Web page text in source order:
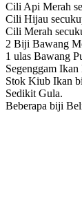
Cili Api Merah
Cili Hijau
Cili Merah
2 Biji Bawang
1 ulas Bawang
Segenggam
Stok Kiub Ikan
Sedikit Gula.
Beberapa biji